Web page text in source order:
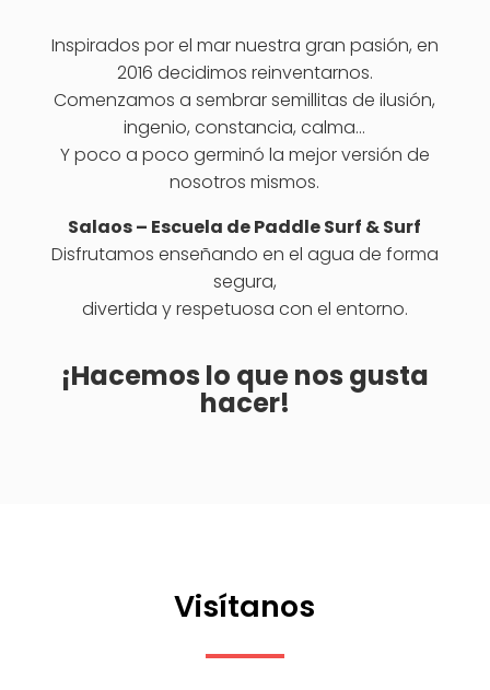
Inspirados por el mar nuestra gran pasión, en
2016 decidimos reinventarnos.
Comenzamos a sembrar semillitas de ilusión,
ingenio, constancia, calma…
Y poco a poco germinó la mejor versión de
nosotros mismos.
Salaos – Escuela de Paddle Surf & Surf
Disfrutamos enseñando en el agua de forma
segura,
divertida y respetuosa con el entorno.
¡Hacemos lo que nos gusta
hacer!
Visítanos